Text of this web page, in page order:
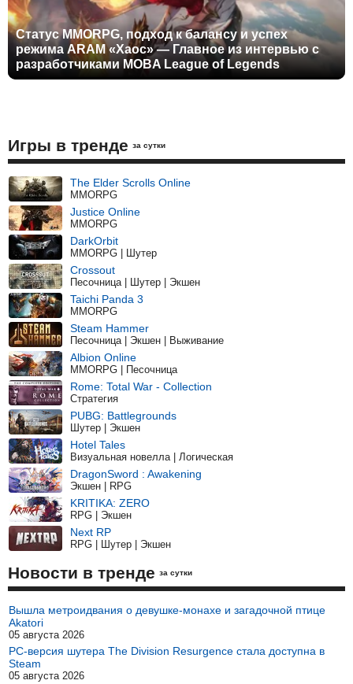
Статус MMORPG, подход к балансу и успех
режима ARAM «Хаос» — Главное из интервью с
разработчиками MOBA League of Legends
Игры в тренде за сутки
The Elder Scrolls Online
MMORPG
Justice Online
MMORPG
DarkOrbit
MMORPG | Шутер
Crossout
Песочница | Шутер | Экшен
Taichi Panda 3
MMORPG
Steam Hammer
Песочница | Экшен | Выживание
Albion Online
MMORPG | Песочница
Rome: Total War - Collection
Стратегия
PUBG: Battlegrounds
Шутер | Экшен
Hotel Tales
Визуальная новелла | Логическая
DragonSword : Awakening
Экшен | RPG
KRITIKA: ZERO
RPG | Экшен
Next RP
RPG | Шутер | Экшен
Новости в тренде за сутки
Вышла метроидвания о девушке-монахе и загадочной птице
Akatori
05 августа 2026
PC-версия шутера The Division Resurgence стала доступна в
Steam
05 августа 2026